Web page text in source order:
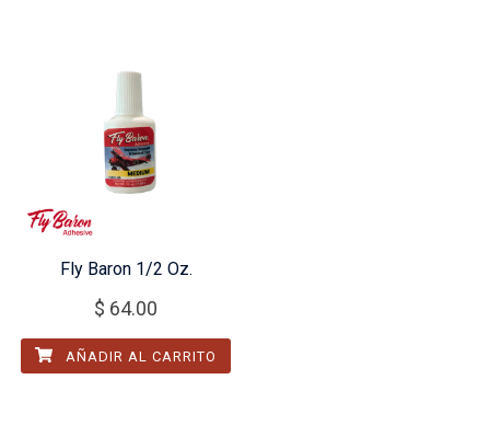
Fly Baron 1/2 Oz.
$ 64.00
AÑADIR AL CARRITO